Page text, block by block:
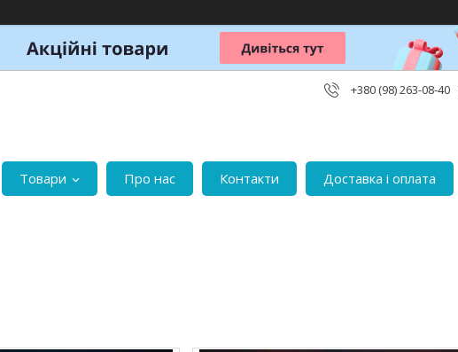
+380 (98) 263-08-40
Товари Про нас Контакти Доставка і оплата